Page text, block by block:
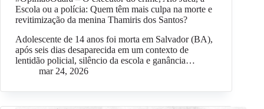
Escola ou a polícia: Quem têm mais culpa na morte e
revitimização da menina Thamiris dos Santos?
Adolescente de 14 anos foi morta em Salvador (BA),
após seis dias desaparecida em um contexto de
lentidão policial, silêncio da escola e ganância…
mar 24, 2026